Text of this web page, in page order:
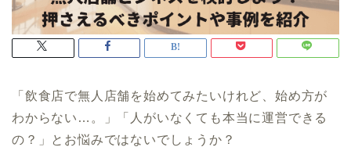
「飲食店で無人店舗を始めてみたいけれど、始め方が
わからない…。」「人がいなくても本当に運営できる
の？」とお悩みではないでしょうか？